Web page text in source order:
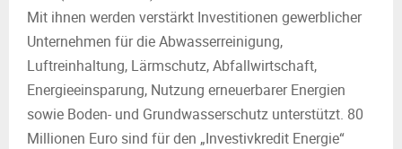
Mit ihnen werden verstärkt Investitionen gewerblicher
Unternehmen für die Abwasserreinigung,
Luftreinhaltung, Lärmschutz, Abfallwirtschaft,
Energieeinsparung, Nutzung erneuerbarer Energien
sowie Boden- und Grundwasserschutz unterstützt. 80
Millionen Euro sind für den „Investivkredit Energie“